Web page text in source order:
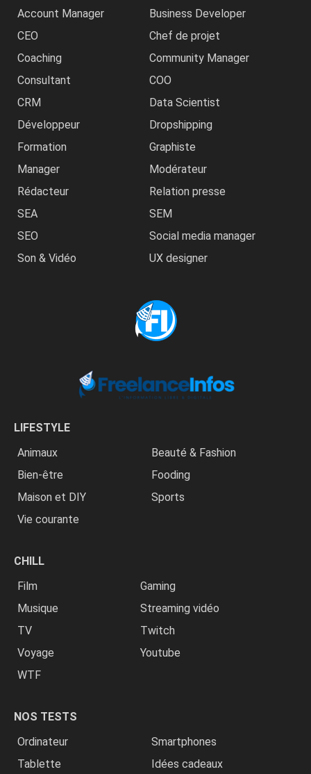
Account Manager
Business Developer
CEO
Chef de projet
Coaching
Community Manager
Consultant
COO
CRM
Data Scientist
Développeur
Dropshipping
Formation
Graphiste
Manager
Modérateur
Rédacteur
Relation presse
SEA
SEM
SEO
Social media manager
Son & Vidéo
UX designer
LIFESTYLE
Animaux
Beauté & Fashion
Bien-être
Fooding
Maison et DIY
Sports
Vie courante
CHILL
Film
Gaming
Musique
Streaming vidéo
TV
Twitch
Voyage
Youtube
WTF
NOS TESTS
Ordinateur
Smartphones
Tablette
Idées cadeaux